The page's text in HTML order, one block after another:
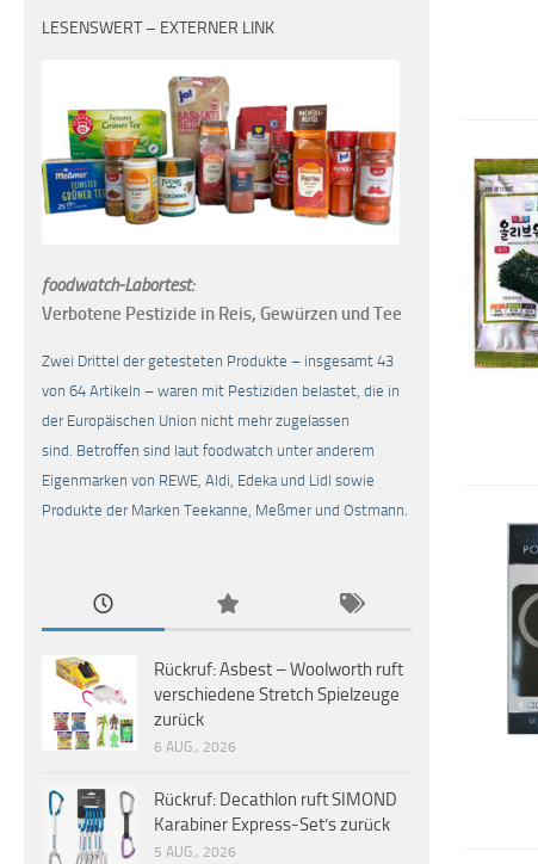
LESENSWERT – EXTERNER LINK
foodwatch-Labortest:
Verbotene Pestizide in Reis, Gewürzen und Tee
Zwei Drittel der getesteten Produkte – insgesamt 43
von 64 Artikeln – waren mit Pestiziden belastet, die in
der Europäischen Union nicht mehr zugelassen
sind. Betroffen sind laut foodwatch unter anderem
Eigenmarken von REWE, Aldi, Edeka und Lidl sowie
Produkte der Marken Teekanne, Meßmer und Ostmann.
Rückruf: Asbest – Woolworth ruft
verschiedene Stretch Spielzeuge
zurück
6 AUG., 2026
Rückruf: Decathlon ruft SIMOND
Karabiner Express-Set’s zurück
5 AUG., 2026